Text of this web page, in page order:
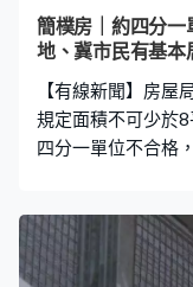
屋、簡約公屋等陸
想法很單一，這個
和今天是完全另一
簡樸房｜約四分
地、冀市民有基本
【有線新聞】房屋
規定面積不可少於
四分一單位不合格
要求，希望基層大
件、基本的居住空